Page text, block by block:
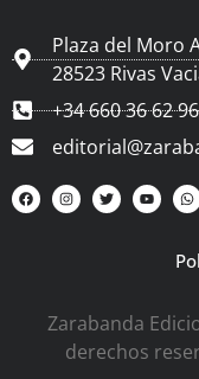
Plaza del Moro
28523 Rivas
+34 660 36 62 96
Zarabanda
derechos